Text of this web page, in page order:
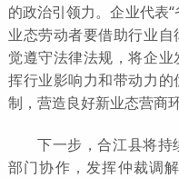
的政治引领力。企业代表
业态劳动者要借助行业
觉遵守法律法规，将企
挥行业影响力和带动力
制，营造良好新业态营商
下一步，合江县将
部门协作，发挥仲裁调